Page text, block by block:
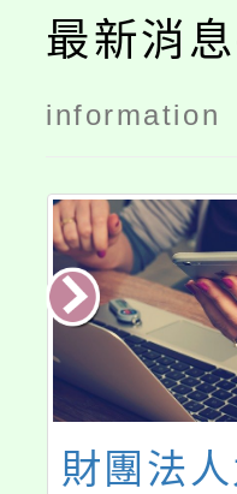
最新消
information
財團法